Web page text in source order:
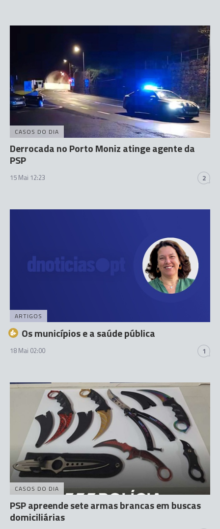
CASOS DO DIA
Derrocada no Porto Moniz atinge agente da
PSP
15 Mai 12:23 2
ARTIGOS
Os municípios e a saúde pública
18 Mai 02:00 1
CASOS DO DIA
PSP apreende sete armas brancas em buscas
domiciliárias